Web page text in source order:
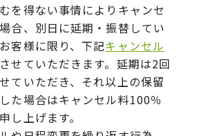
を得ない事情によりキャンセ
合、別日に延期・振替してい
客様に限り、下記キャンセル
せていただきます。延期は2回
ていただき、それ以上の保留
た場合はキャンセル料100％
し上げます。